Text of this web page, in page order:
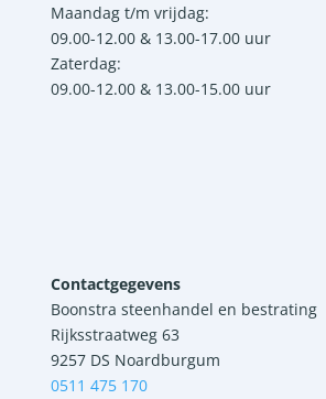
Maandag t/m vrijdag:
09.00-12.00 & 13.00-17.00 uur
Zaterdag:
09.00-12.00 & 13.00-15.00 uur
Contactgegevens
Boonstra steenhandel en bestrating
Rijksstraatweg 63
9257 DS Noardburgum
0511 475 170